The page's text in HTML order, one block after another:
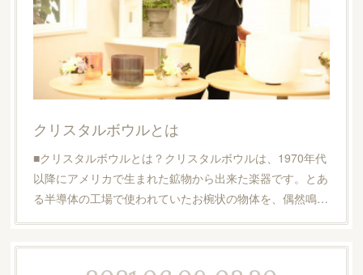
クリスタルボウルとは
■クリスタルボウルとは？クリスタルボウルは、1970年代
以降にアメリカで生まれた鉱物から出来た楽器です。とあ
る半導体の工場で使われていたお椀状の物体を、偶然鳴…